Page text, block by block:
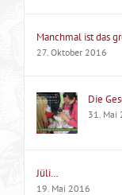
Manchmal ist das
27. Oktober 2016
Die
31. Mai
Jüli…
19. Mai 2016